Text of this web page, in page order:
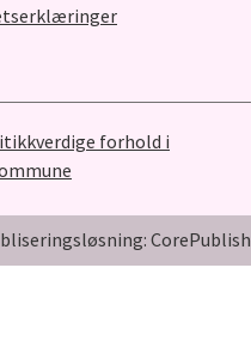
forhold i
CorePublish